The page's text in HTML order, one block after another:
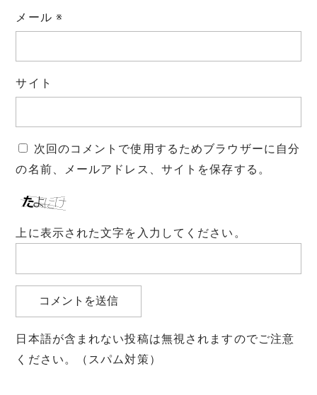
メール ※
サイト
次回のコメントで使用するためブラウザーに自分
の名前、メールアドレス、サイトを保存する。
上に表示された文字を入力してください。
日本語が含まれない投稿は無視されますのでご注意
ください。（スパム対策）